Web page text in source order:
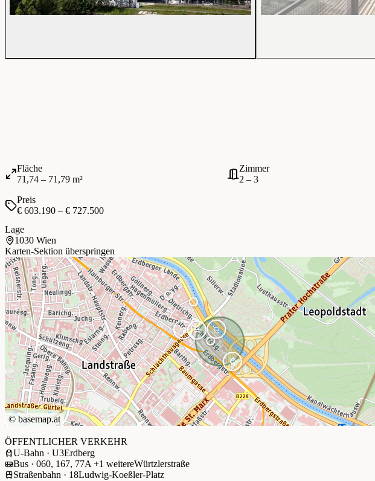
Fläche
71,74 – 71,79 m²
Zimmer
2 – 3
Preis
€ 603.190 – € 727.500
Lage
1030 Wien
Karten-Sektion überspringen
+
−
©basemap.at
ÖFFENTLICHER VERKEHR
U-Bahn · U3Erdberg
Bus · 060, 167, 77A +1 weitereWürtzlerstraße
Straßenbahn · 18Ludwig-Koeßler-Platz